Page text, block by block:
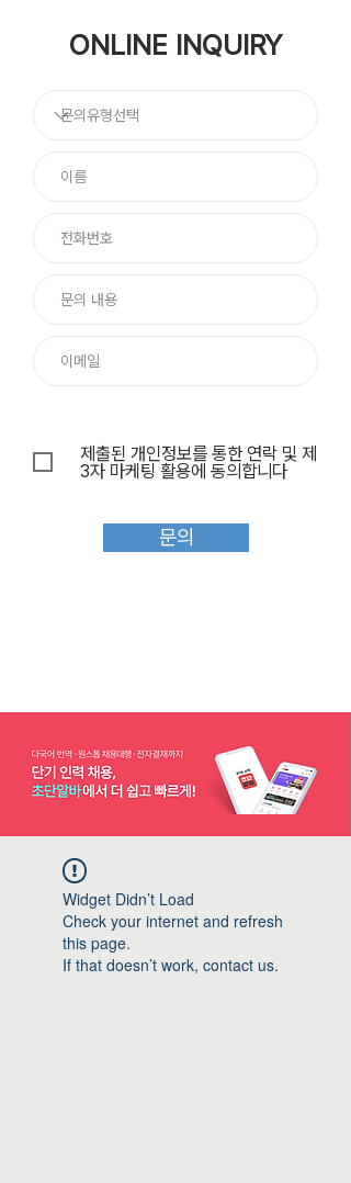
ONLINE INQUIRY
제출된 개인정보를 통한 연락 및 제
3자 마케팅 활용에 동의합니다
문의
Widget Didn’t Load
Check your internet and refresh
this page.
If that doesn’t work, contact us.